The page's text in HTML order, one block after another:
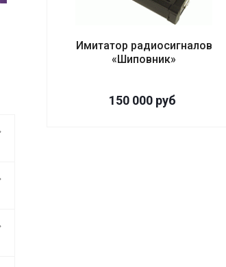
Имитатор радиосигналов
«Шиповник»
150 000руб